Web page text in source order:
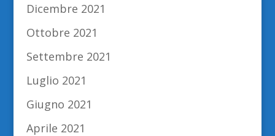
Dicembre 2021
Ottobre 2021
Settembre 2021
Luglio 2021
Giugno 2021
Aprile 2021